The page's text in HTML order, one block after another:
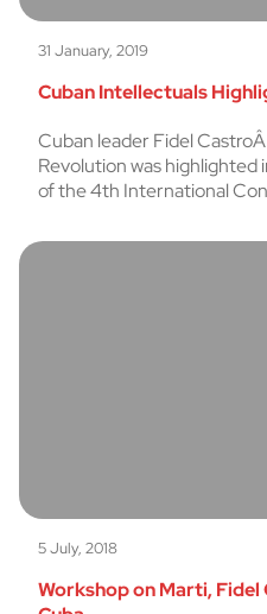
31 January, 2019
Cuban Intellectuals
Cuban leader Fidel
Revolution was highlighted
of the 4th International
5 July, 2018
Workshop on Marti, Fidel